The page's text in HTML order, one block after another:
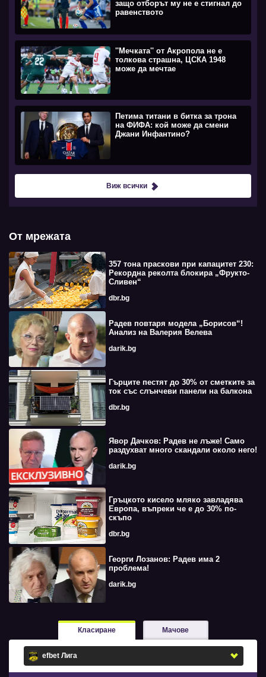
защо отборът му не е стигнал до
равенството
''Мечката'' от Акропола не е
толкова страшна, ЦСКА 1948
може да мечтае
Петима титани в битка за трона
на ФИФА: кой може да смени
Джани Инфантино?
Виж всички
От мрежата
357 тона праскови при капацитет 230:
Рекордна реколта блокира „Фрукто-
Сливен“
dbr.bg
Радев повтаря модела „Борисов“!
Анализ на Валерия Велева
darik.bg
Гърците пестят до 30% от сметките за
ток със слънчеви панели на балкона
dbr.bg
Явор Дачков: Радев не лъже! Само
раздухват много скандали около него!
darik.bg
Гръцкото кисело мляко завладява
Европа, въпреки че е до 30% по-
скъпо
dbr.bg
Георги Лозанов: Радев има 2
проблема!
darik.bg
Класиране Мачове